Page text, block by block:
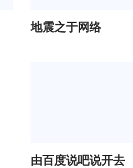
地震之于网络
由百度说吧说开去